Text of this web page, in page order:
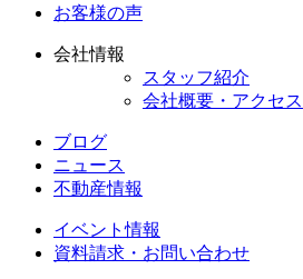
お客様の声
会社情報
スタッフ紹介
会社概要・アクセス
ブログ
ニュース
不動産情報
イベント情報
資料請求・お問い合わせ